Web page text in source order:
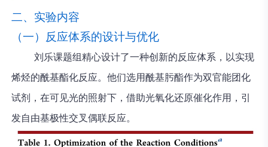
二、实验内容
（一）反应体系的设计与优化
刘乐课题组精心设计了一种创新的反应体系，以实现
烯烃的酰基酯化反应。他们选用酰基肟酯作为双官能团化
试剂，在可见光的照射下，借助光氧化还原催化作用，引
发自由基极性交叉偶联反应。